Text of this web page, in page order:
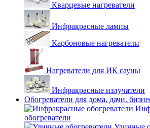
Кварцевые нагреватели
Инфракрасные лампы
Карбоновые нагреватели
Нагреватели для ИК сауны
Инфракрасные излучатели
Обогреватели для дома, дачи,
обогреватели